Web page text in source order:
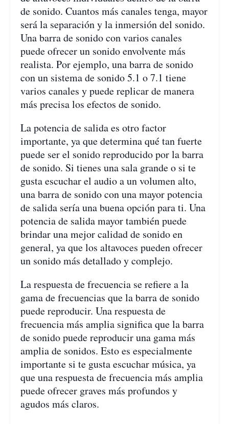
de sonido. Cuantos más canales tenga, mayor
será la separación y la inmersión del sonido.
Una barra de sonido con varios canales
puede ofrecer un sonido envolvente más
realista. Por ejemplo, una barra de sonido
con un sistema de sonido 5.1 o 7.1 tiene
varios canales y puede replicar de manera
más precisa los efectos de sonido.
La potencia de salida es otro factor
importante, ya que determina qué tan fuerte
puede ser el sonido reproducido por la barra
de sonido. Si tienes una sala grande o si te
gusta escuchar el audio a un volumen alto,
una barra de sonido con una mayor potencia
de salida sería una buena opción para ti. Una
potencia de salida mayor también puede
brindar una mejor calidad de sonido en
general, ya que los altavoces pueden ofrecer
un sonido más detallado y complejo.
La respuesta de frecuencia se refiere a la
gama de frecuencias que la barra de sonido
puede reproducir. Una respuesta de
frecuencia más amplia significa que la barra
de sonido puede reproducir una gama más
amplia de sonidos. Esto es especialmente
importante si te gusta escuchar música, ya
que una respuesta de frecuencia más amplia
puede ofrecer graves más profundos y
agudos más claros.